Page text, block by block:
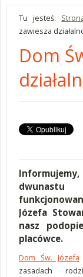
Tu jesteś:
zawiesza
Dom
Józefa
nasz
placówce.
Dom Św. Józefa
zasadach